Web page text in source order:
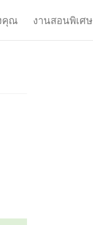
คุณ งานสอนพิเศษ